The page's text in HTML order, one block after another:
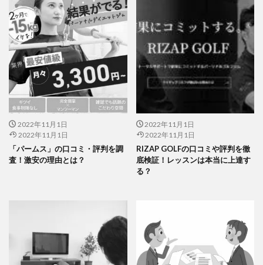
2022年11月1日
2022年11月1日
「パームス」の口コミ・評判を調
査！激安の理由とは？
2022年11月1日
2022年11月1日
RIZAP GOLFの口コミや評判を徹
底検証！レッスンは本当に上達す
る？